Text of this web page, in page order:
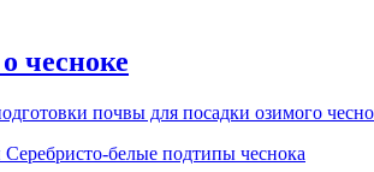
чесноке
почвы для посадки озимого
белые подтипы чеснока